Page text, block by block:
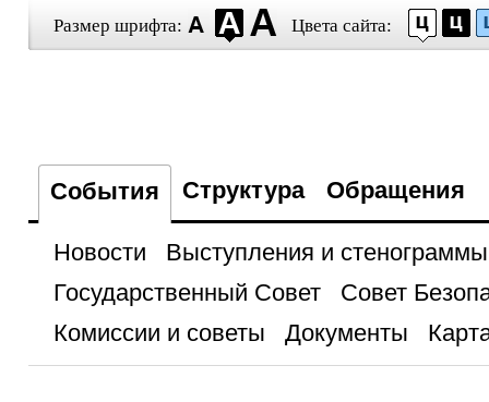
Размер шрифта: Цвета сайта:
События Структура Обращения
Новости
Выступления и стенограммы
Государственный Совет
Совет
Комиссии и советы
Документы